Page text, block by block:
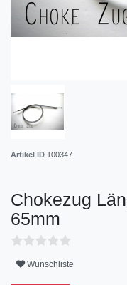
Artikel ID 100347
Chokezug
65mm
Wunschliste